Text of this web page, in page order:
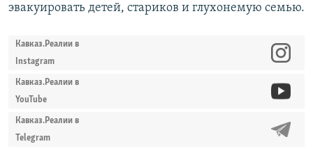
эвакуировать детей, стариков и глухонемую семью.
Кавказ.Реалии в
Instagram
Кавказ.Реалии в
YouTube
Кавказ.Реалии в
Telegram